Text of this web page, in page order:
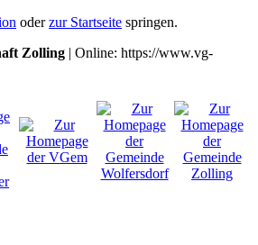
oderzur Startseite springen.
Zolling | Online: https://www.vg-